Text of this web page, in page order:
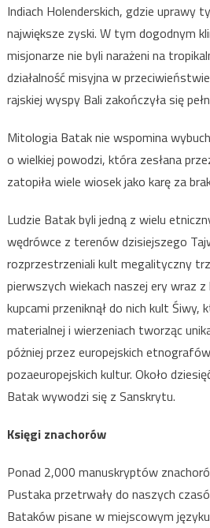
Indiach Holenderskich, gdzie uprawy
największe zyski. W tym dogodnym
misjonarze nie byli narażeni na
działalność misyjna w
rajskiej wyspy Bali zakończyła się
Mitologia Batak nie wspomina
o wielkiej powodzi, która zesłana
zatopiła wiele wiosek jako karę za
Ludzie Batak byli jedną z wielu
wędrówce z terenów dzisiejszego
rozprzestrzeniali kult megalityczny
pierwszych wiekach naszej ery wraz
kupcami przeniknął do nich kult
materialnej i wierzeniach tworząc
póżniej przez europejskich
pozaeuropejskich kultur. Około
Batak wywodzi się z Sanskrytu.
Księgi znachorów
Ponad 2,000 manuskryptów
Pustaka przetrwały do naszych
Bataków pisane w miejscowym